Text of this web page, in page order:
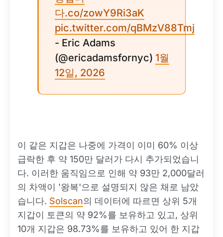
다.co/zowY9Ri3aK
pic.twitter.com/qBMzV88Tmj
- Eric Adams
(@ericadamsfornyc) 1월
12일, 2026
이 같은 지갑은 나중에 가격이 이미 60% 이상
급락한 후 약 150만 달러가 다시 추가되었습니
다. 이러한 움직임으로 인해 약 93만 2,000달러
의 차액이 '왕복'으로 설명되지 않은 채로 남았
습니다. Solscan의 데이터에 따르면 상위 5개
지갑이 토큰의 약 92%를 보유하고 있고, 상위
10개 지갑은 98.73%를 보유하고 있어 한 지갑